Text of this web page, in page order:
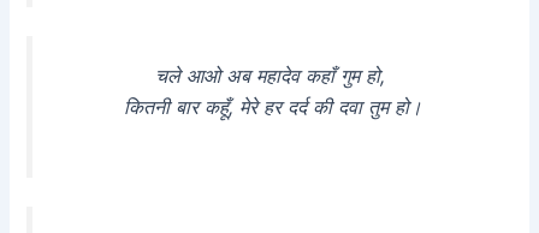
चले आओ अब महादेव कहाँ गुम हो,
कितनी बार कहूँ, मेरे हर दर्द की दवा तुम हो।